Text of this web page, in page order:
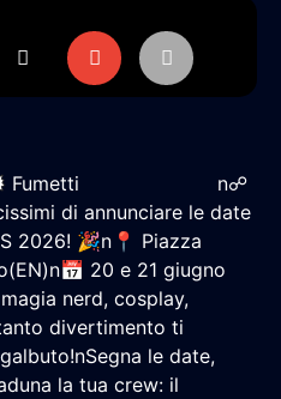
n☍
di annunciare le date
2026! 🎉n📍 Piazza
20 e 21 giugno
nerd, cosplay,
divertimento ti
le date,
la tua crew: il